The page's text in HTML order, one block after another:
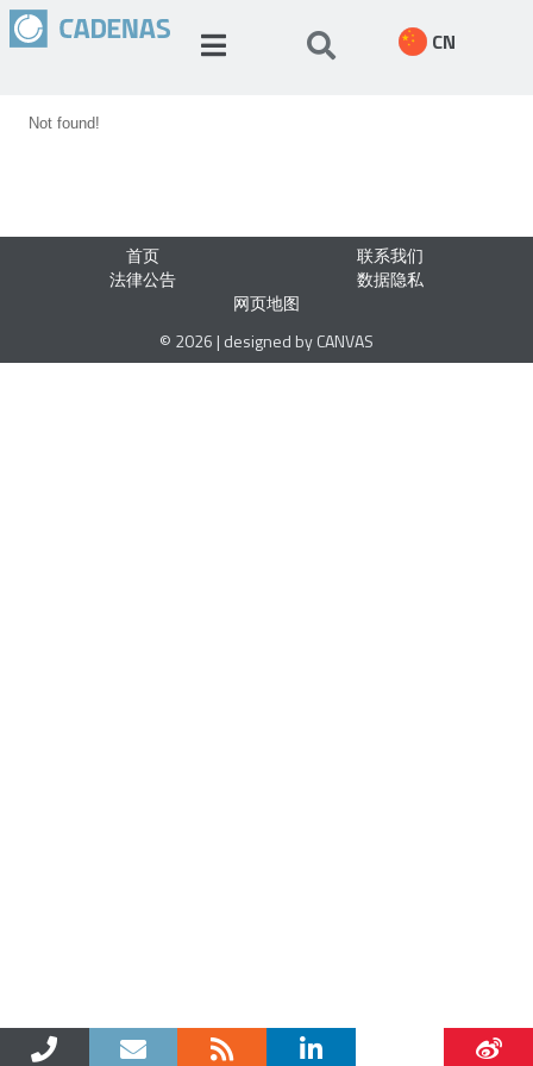
CN
Not found!
首页
联系我们
法律公告
数据隐私
网页地图
© 2026 | designed by CANVAS